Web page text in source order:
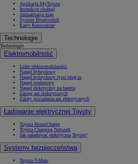
Aplikacja MyToyota
Instrukcje obsługi
Aktualizacja map
System Bluetooth®
Karty Ratownicze
Technologie
Technologie
Elektromobilność
Lider elektromobilności
Napęd hybrydowy
Napęd hybrydowy typu plug-in
Napęd wodorowy
Napęd elektryczny na baterię
Zasięg aut elektrycznych
Zalety posiadania aut elektrycznych
Ładowanie elektrycznej Toyoty
Toyota HomeCharge
Toyota Charging Network
Jak naładować elektryczną Toyotę?
Systemy bezpieczeństwa
Toyota T-Mate